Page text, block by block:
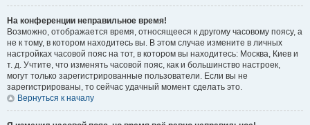
На конференции неправильное время!
Возможно, отображается время, относящееся к другому часовому поясу, а
не к тому, в котором находитесь вы. В этом случае измените в личных
настройках часовой пояс на тот, в котором вы находитесь: Москва, Киев и
т. д. Учтите, что изменять часовой пояс, как и большинство настроек,
могут только зарегистрированные пользователи. Если вы не
зарегистрированы, то сейчас удачный момент сделать это.
Вернуться к началу